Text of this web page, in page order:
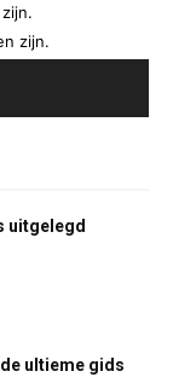
zijn.
uitgelegd
ultieme gids